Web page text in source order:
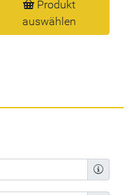
Produkt
auswählen